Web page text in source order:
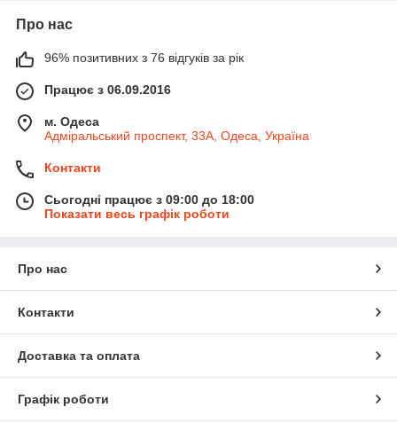
Про нас
96% позитивних з 76 відгуків за рік
Працює з 06.09.2016
м. Одеса
Адміральський проспект, 33А, Одеса, Україна
Контакти
Сьогодні працює з 09:00 до 18:00
Показати весь графік роботи
Про нас
Контакти
Доставка та оплата
Графік роботи